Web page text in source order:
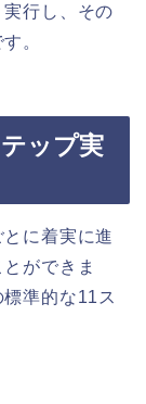
行し、その
。
ップ実
に着実に進
ができま
準的な11ス